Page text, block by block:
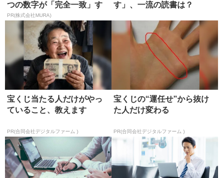
つの数字が「完全一致」す
る方...
PR(株式会社MURA)
す」、一流の読書は？
宝くじ当たる人だけがやっ
ていること、教えます
PR(合同会社デジタルファーム )
宝くじの“運任せ”から抜け
た人だけ変わる
PR(合同会社デジタルファーム )